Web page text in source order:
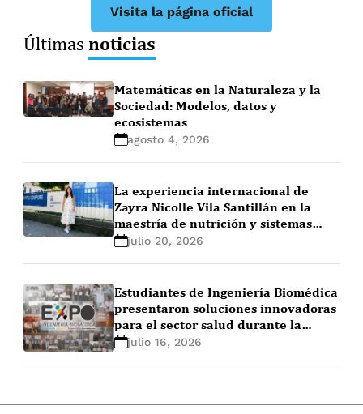
Visita la página oficial
Últimasnoticias
Matemáticas en la Naturaleza y la
Sociedad: Modelos, datos y
ecosistemas
agosto 4, 2026
La experiencia internacional de
Zayra Nicolle Vila Santillán en la
maestría de nutrición y sistemas
alimentarios en Ghent University
julio 20, 2026
Estudiantes de Ingeniería Biomédica
presentaron soluciones innovadoras
para el sector salud durante la
EXPO+ Ingeniería Biomédica 2026-1
julio 16, 2026